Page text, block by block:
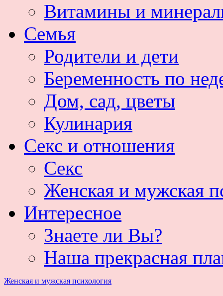
Витамины и
Семья
Родители и дети
Беременность по
Дом, сад, цветы
Кулинария
Секс и отношения
Секс
Женская и мужская
Интересное
Знаете ли Вы?
Наша прекрасная
Женская и мужская психология